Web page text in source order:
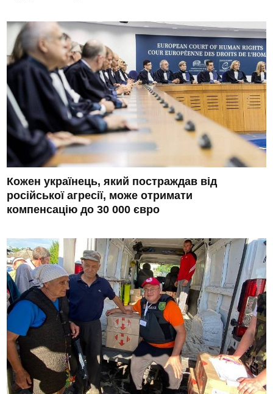
Кожен українець, який постраждав від
російської агресії, може отримати
компенсацію до 30 000 євро